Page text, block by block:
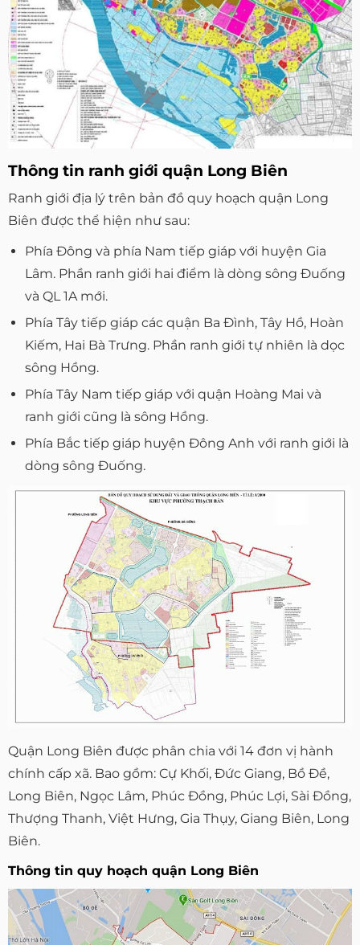
Thông tin ranh giới quận Long Biên
Ranh giới địa lý trên bản đồ quy hoạch quận Long
Biên được thể hiện như sau:
Phía Đông và phía Nam tiếp giáp với huyện Gia
Lâm. Phần ranh giới hai điểm là dòng sông Đuống
và QL 1A mới.
Phía Tây tiếp giáp các quận Ba Đình, Tây Hồ, Hoàn
Kiếm, Hai Bà Trưng. Phần ranh giới tự nhiên là dọc
sông Hồng.
Phía Tây Nam tiếp giáp với quận Hoàng Mai và
ranh giới cũng là sông Hồng.
Phía Bắc tiếp giáp huyện Đông Anh với ranh giới là
dòng sông Đuống.
Quận Long Biên được phân chia với 14 đơn vị hành
chính cấp xã. Bao gồm: Cự Khối, Đức Giang, Bồ Đề,
Long Biên, Ngọc Lâm, Phúc Đồng, Phúc Lợi, Sài Đồng,
Thượng Thanh, Việt Hưng, Gia Thụy, Giang Biên, Long
Biên.
Thông tin quy hoạch quận Long Biên